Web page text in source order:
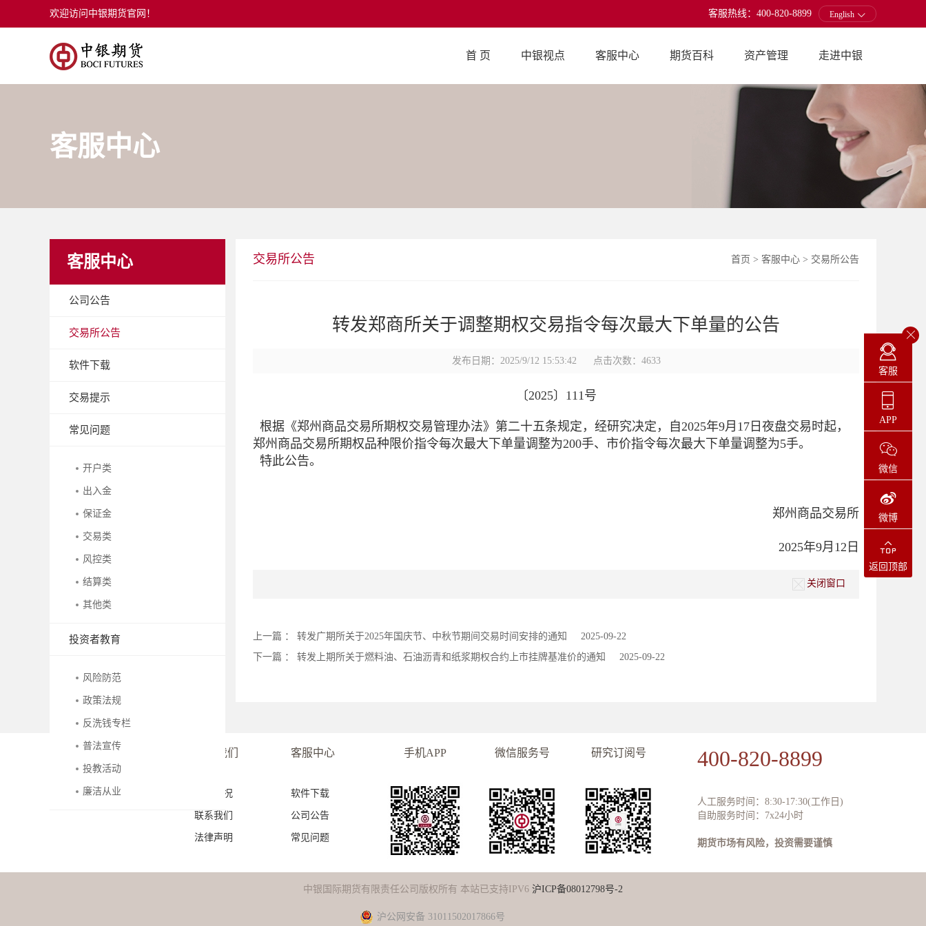
欢迎访问中银期货官网！ 客服热线：400-820-8899 English
首 页 中银视点 客服中心 期货百科 资产管理 走进中银
客服中心
客服中心
公司公告
交易所公告
软件下载
交易提示
常见问题
开户类
出入金
保证金
交易类
风控类
结算类
其他类
投资者教育
风险防范
政策法规
反洗钱专栏
普法宣传
投教活动
廉洁从业
交易所公告 首页 > 客服中心 > 交易所公告
转发郑商所关于调整期权交易指令每次最大下单量的公告
发布日期：2025/9/12 15:53:42 点击次数：4633
〔2025〕111号
根据《郑州商品交易所期权交易管理办法》第二十五条规定，经研究决定，自2025年9月17日夜盘交易时起，
郑州商品交易所期权品种限价指令每次最大下单量调整为200手、市价指令每次最大下单量调整为5手。
特此公告。
郑州商品交易所
2025年9月12日
关闭窗口
上一篇 ： 转发广期所关于2025年国庆节、中秋节期间交易时间安排的通知
2025-09-22
下一篇 ： 转发上期所关于燃料油、石油沥青和纸浆期权合约上市挂牌基准价的通知 2025-09-22
友情链接 关于我们
公司概况
联系我们
法律声明
客服中心
软件下载
公司公告
常见问题
手机APP 微信服务号 研究订阅号 400-820-8899
人工服务时间：8:30-17:30(工作日)
自助服务时间：7x24小时
期货市场有风险，投资需要谨慎
中银国际期货有限责任公司版权所有 本站已支持IPV6 沪ICP备08012798号-2
沪公网安备 31011502017866号
客服
APP
微信
微博
返回顶部